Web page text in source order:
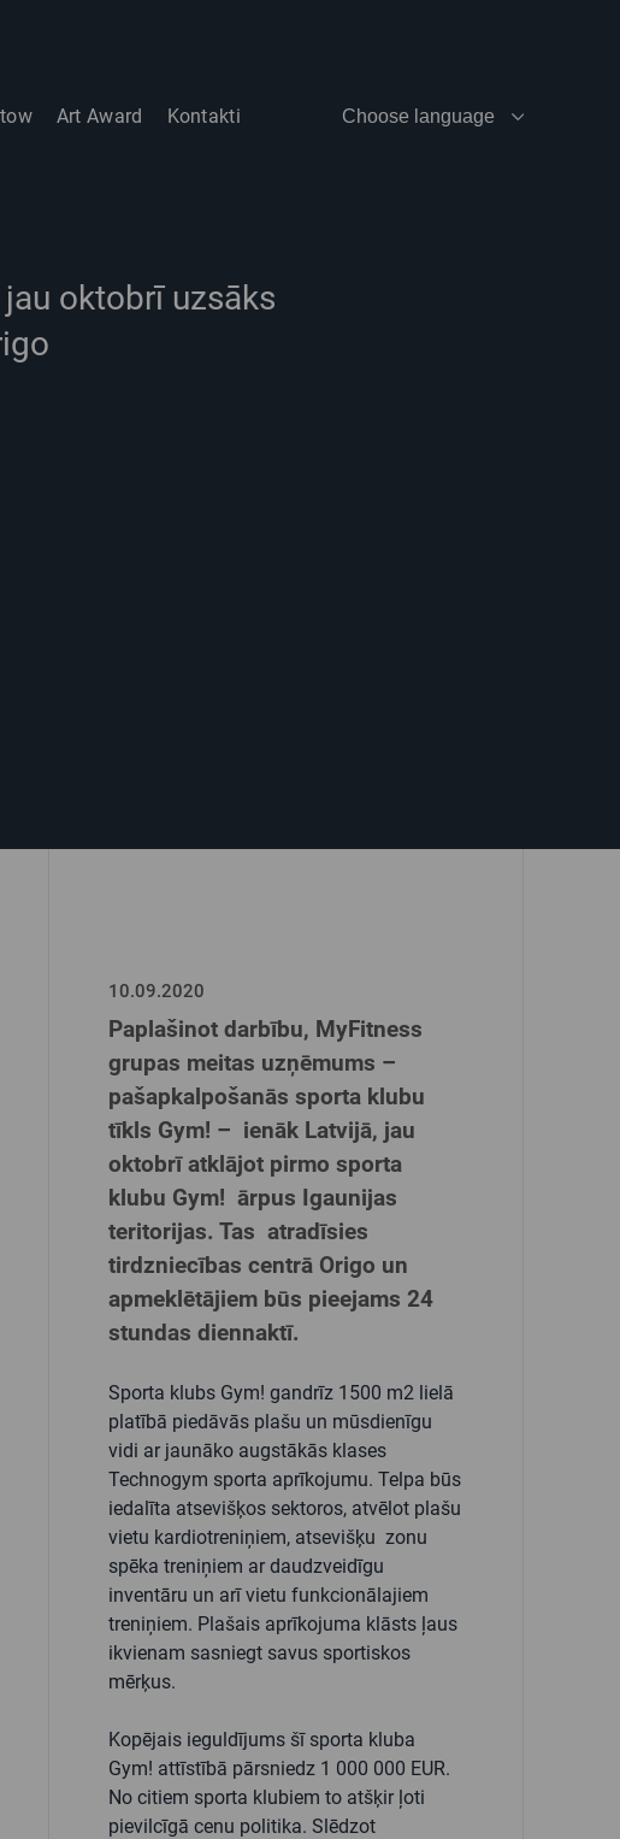
Art Award Kontakti Choose language
oktobrī uzsāks
10.09.2020
Paplašinot darbību, MyFitness
grupas meitas uzņēmums –
pašapkalpošanās sporta klubu
tīkls Gym! – ienāk Latvijā, jau
oktobrī atklājot pirmo sporta
klubu Gym! ārpus Igaunijas
teritorijas. Tas atradīsies
tirdzniecības centrā Origo un
apmeklētājiem būs pieejams 24
stundas diennaktī.
Sporta klubs Gym! gandrīz 1500 m2 lielā
platībā piedāvās plašu un mūsdienīgu
vidi ar jaunāko augstākās klases
Technogym sporta aprīkojumu. Telpa būs
iedalīta atsevišķos sektoros, atvēlot plašu
vietu kardiotreniņiem, atsevišķu zonu
spēka treniņiem ar daudzveidīgu
inventāru un arī vietu funkcionālajiem
treniņiem. Plašais aprīkojuma klāsts ļaus
ikvienam sasniegt savus sportiskos
mērķus.
Kopējais ieguldījums šī sporta kluba
Gym! attīstībā pārsniedz 1 000 000 EUR.
No citiem sporta klubiem to atšķir ļoti
pievilcīgā cenu politika. Slēdzot